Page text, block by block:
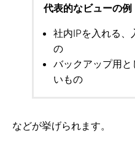
代表的なビューの例
社内IPを入れる、
の
バックアップ用
いもの
などが挙げられます。